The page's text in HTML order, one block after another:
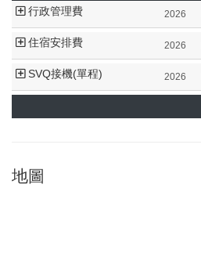
行政管理費
2026
住宿安排費 2026
SVQ接機(單程) 2026
地圖